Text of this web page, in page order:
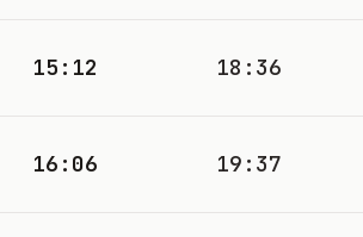
15:12 18:36
16:06 19:37